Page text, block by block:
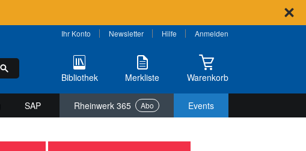
Ihr Konto Newsletter Hilfe Anmelden
Bibliothek Merkliste Warenkorb
SAP Rheinwerk 365 Abo Events